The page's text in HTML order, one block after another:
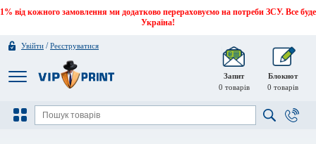
1% від кожного замовлення ми додатково перераховуємо на потреби ЗСУ. Все буде
Україна!
Увійти /Реєструватися
Запит
0 товарів
Блокнот
0 товарів